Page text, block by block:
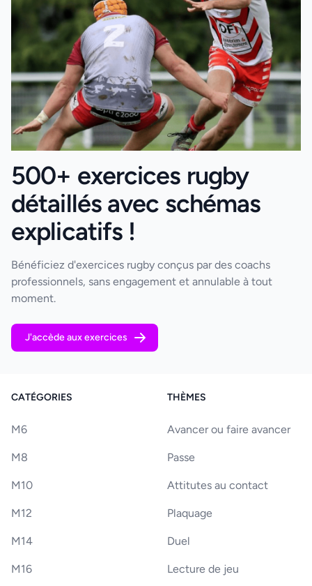
500+ exercices rugby
détaillés avec schémas
explicatifs !
Bénéficiez d'exercices rugby conçus par des coachs
professionnels, sans engagement et annulable à tout
moment.
J'accède aux exercices
CATÉGORIES
M6
M8
M10
M12
M14
M16
THÈMES
Avancer ou faire avancer
Passe
Attitutes au contact
Plaquage
Duel
Lecture de jeu